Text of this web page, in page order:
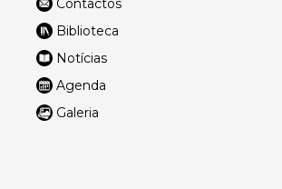
Contactos
Biblioteca
Notícias
Agenda
Galeria